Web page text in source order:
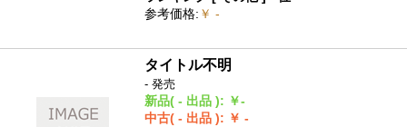
参考価格: ￥ -
タイトル不明
- 発売
新品( - 出品 ): ￥-
中古( - 出品 ): ￥ -